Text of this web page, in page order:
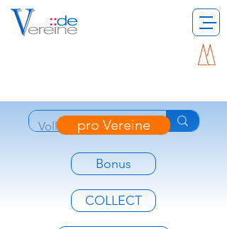
pro Vereine
Bonus
COLLECT